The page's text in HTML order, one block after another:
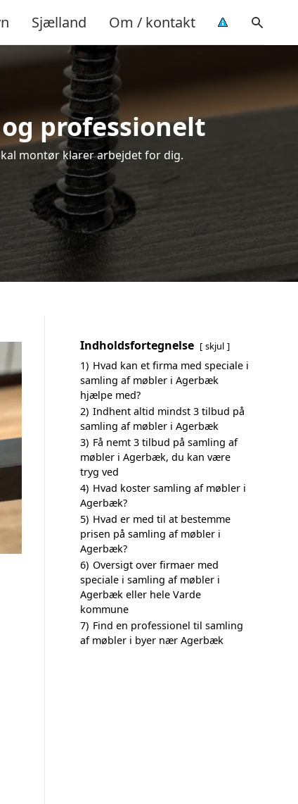
Sjælland Om / kontakt
professionelt
montør klarer arbejdet for dig.
Indholdsfortegnelse skjul
1) Hvad kan et firma med speciale i
samling af møbler i Agerbæk
hjælpe med?
2) Indhent altid mindst 3 tilbud på
samling af møbler i Agerbæk
3) Få nemt 3 tilbud på samling af
møbler i Agerbæk, du kan være
tryg ved
4) Hvad koster samling af møbler i
Agerbæk?
5) Hvad er med til at bestemme
prisen på samling af møbler i
Agerbæk?
6) Oversigt over firmaer med
speciale i samling af møbler i
Agerbæk eller hele Varde
kommune
7) Find en professionel til samling
af møbler i byer nær Agerbæk